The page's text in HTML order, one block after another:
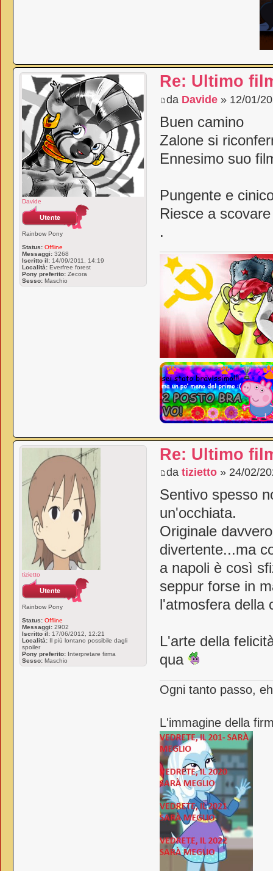
Re: Ultimo
da Davide» 12/01/
Buen camino
Zalone si
Ennesimo suo
Pungente e
Riesce a
.
Davide
Rainbow Pony
Status: Offline
Messaggi: 3268
Iscritto il: 14/09/2011, 14:19
Località: Everfree forest
Pony preferito: Zecora
Sesso: Maschio
Re: Ultimo
da tizietto» 24/02/
Sentivo spesso
un'occhiata.
Originale
divertente...ma
a napoli è così
seppur forse in
l'atmosfera della
L'arte della
qua
Ogni tanto passo, eh
L'immagine della
tizietto
Rainbow Pony
Status: Offline
Messaggi: 2902
Iscritto il: 17/06/2012, 12:21
Località: Il più lontano possibile dagli
spoiler
Pony preferito: Interpretare firma
Sesso: Maschio